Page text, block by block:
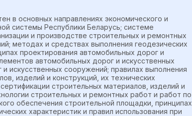
в основных направлениях экономического и
системы Республики Беларусь; системе
и производстве строительных и ремонтных
методах и средствах выполнения геодезических
проектирования автомобильных дорог и
автомобильных дорог и искусственных
искусственных сооружений; правилах выполнения
изделий и конструкций, их технических
строительных материалов, изделий и
строительных и ремонтных работ и работ по
обеспечения строительной площадки, принципах
характеристик и правил использования при